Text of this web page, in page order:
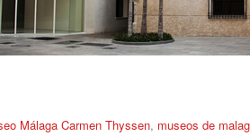
Málaga Carmen Thyssen, museos de